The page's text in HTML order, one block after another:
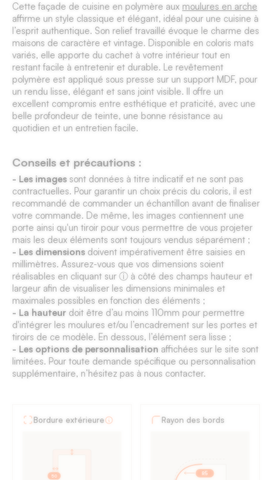
Cette façade de cuisine en polymère aux moulures en arche
affirme un style classique et élégant, idéal pour une cuisine à
l’esprit authentique. Son relief travaillé évoque le charme des
maisons de caractère et vintage. Disponible en coloris mats
variés, elle apporte du cachet à votre intérieur tout en
restant facile à entretenir et durable. Le revêtement
polymère est appliqué sous presse sur un support MDF, pour
un rendu lisse, élégant et sans joint visible. Il offre un
excellent compromis entre esthétique et praticité, avec une
belle profondeur de teinte, une bonne résistance au
quotidien et un entretien facile.
Conseils et précautions :
- Les images sont données à titre indicatif et ne sont pas
contractuelles. Pour garantir un choix précis du coloris, il est
recommandé de commander un échantillon avant de finaliser
votre commande. De même, les images contiennent une
porte ainsi qu'un tiroir pour vous permettre de vous projeter
mais les deux éléments sont toujours vendus séparément ;
- Les dimensions doivent impérativement être saisies en
millimètres. Assurez-vous que vos dimensions soient
réalisables en cliquant sur ⓘ à côté des champs hauteur et
largeur afin de visualiser les dimensions minimales et
maximales possibles en fonction des éléments ;
- La hauteur doit être d’au moins 110mm pour permettre
d'intégrer les moulures et/ou l’encadrement sur les portes et
tiroirs de ce modèle. En dessous, l’élément sera lisse ;
- Les options de personnalisation affichées sur le site sont
limitées. Pour toute demande spécifique ou personnalisation
supplémentaire, n’hésitez pas à nous contacter.
Fiche
technique
Bordure extérieure
50
Rayon des bords
R5